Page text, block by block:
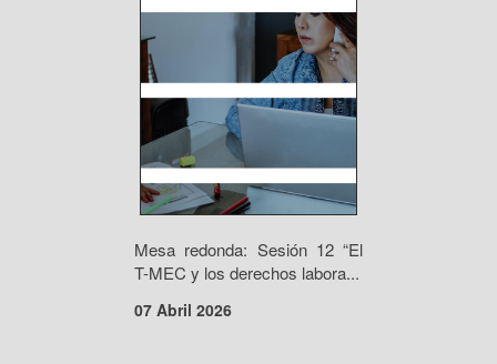
Mesa redonda: Sesión 12 “El
T-MEC y los derechos labora...
07 Abril 2026